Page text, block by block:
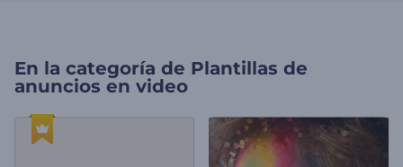
En la categoría de Plantillas de
anuncios en video